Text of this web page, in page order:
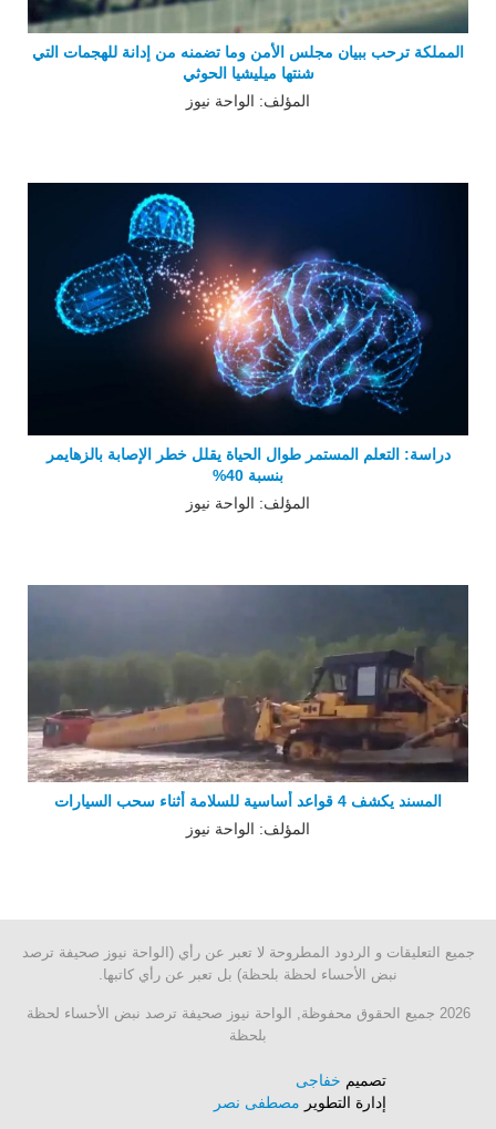
المملكة ترحب ببيان مجلس الأمن وما تضمنه من إدانة للهجمات التي
شنتها ميليشيا الحوثي
المؤلف: الواحة نيوز
دراسة: التعلم المستمر طوال الحياة يقلل خطر الإصابة بالزهايمر
بنسبة 40%
المؤلف: الواحة نيوز
المسند يكشف 4 قواعد أساسية للسلامة أثناء سحب السيارات
المؤلف: الواحة نيوز
جميع التعليقات و الردود المطروحة لا تعبر عن رأي (الواحة نيوز صحيفة ترصد
نبض الأحساء لحظة بلحظة) بل تعبر عن رأي كاتبها.
2026 جميع الحقوق محفوظة, الواحة نيوز صحيفة ترصد نبض الأحساء لحظة
بلحظة
تصميم خفاجى
إدارة التطوير مصطفى نصر